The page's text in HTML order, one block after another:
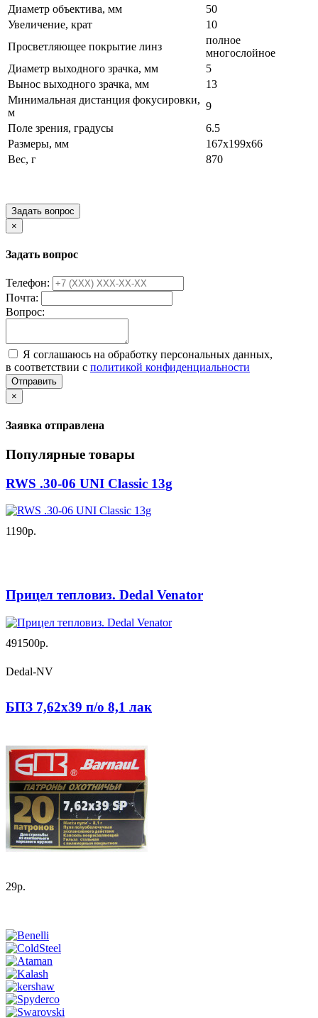
Диаметр объектива, мм
50
Увеличение, крат
10
Просветляющее покрытие линз
полное
многослойное
Диаметр выходного зрачка, мм
5
Вынос выходного зрачка, мм
13
Минимальная дистанция фокусировки,
м
9
Поле зрения, градусы
6.5
Размеры, мм
167x199x66
Вес, г
870
Задать вопрос
×
Задать вопрос
Телефон:
Почта:
Вопрос:
Я соглашаюсь на обработку персональных данных,
в соответствии с политикой конфиденциальности
Отправить
×
Заявка отправлена
Популярные товары
RWS .30-06 UNI Classic 13g
1190р.
Прицел тепловиз. Dedal Venator
491500р.
Dedal-NV
БПЗ 7,62х39 п/о 8,1 лак
29р.